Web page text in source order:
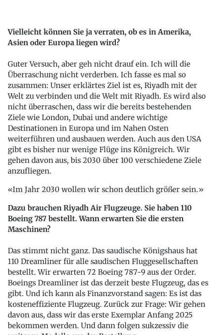
Vielleicht können Sie ja verraten, ob es in Amerika,
Asien oder Europa liegen wird?
Guter Versuch, aber geh nicht drauf ein. Ich will die
Überraschung nicht verderben. Ich fasse es mal so
zusammen: Unser erklärtes Ziel ist es, Riyadh mit der
Welt zu verbinden und die Welt mit Riyadh. Es wird also
nicht überraschen, dass wir die bereits bestehenden
Ziele wie London, Dubai und andere wichtige
Destinationen in Europa und im Nahen Osten
weiterführen und ausbauen werden. Auch aus den USA
gibt es bisher nur wenige Flüge ins Königreich. Wir
gehen davon aus, bis 2030 über 100 verschiedene Ziele
anzufliegen.
Im Jahr 2030 wollen wir schon deutlich größer sein.
Dazu brauchen Riyadh Air Flugzeuge. Sie haben 110
Boeing 787 bestellt. Wann erwarten Sie die ersten
Maschinen?
Das stimmt nicht ganz. Das saudische Königshaus hat
110 Dreamliner für alle saudischen Fluggesellschaften
bestellt. Wir erwarten 72 Boeing 787-9 aus der Order.
Boeings Dreamliner ist das derzeit beste Flugzeug, das es
gibt. Und ich kann als Finanzvorstand sagen: Es ist das
kosteneffiziente Flugzeug. Zurück zur Frage: Wir gehen
davon aus, dass wir das erste Exemplar Anfang 2025
bekommen werden. Und dann folgen sukzessiv die